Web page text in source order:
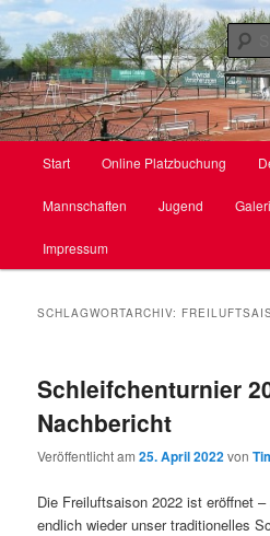
Zum
primären
Inhalt
springen
Zum
sekundären
Inhalt
springenTC Hennen e. V.
Start Online Platzbuchung
Mannschaften Jugend
Impressum
SCHLAGWORTARCHIV:
Schleifchenturnier
Nachbericht
Veröffentlicht am25. April 2022von
Die Freiluftsaison 2022 ist eröffnet
endlich wieder unser traditionelles